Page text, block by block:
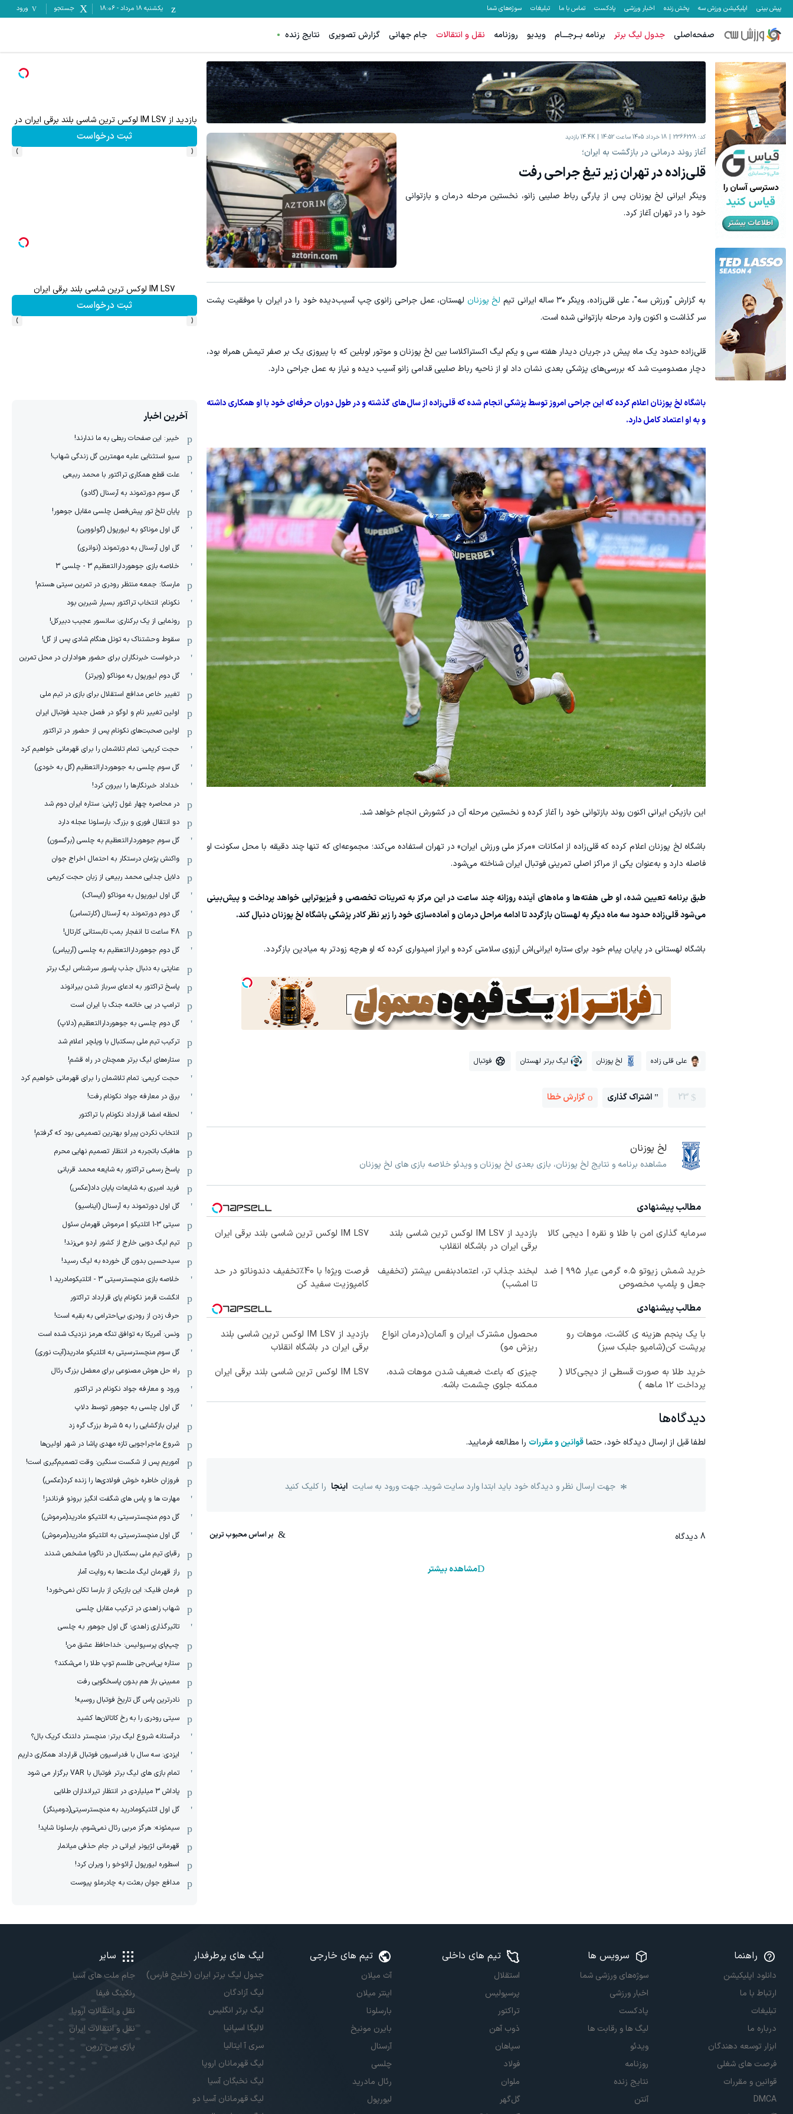
پیش بینی اپلیکیشن ورزش سه پخش زنده اخبار ورزشی پادکست تماس با ما تبلیغات سوژه‌های شما یکشنبه ۱۸ مرداد -
18:06 جستجو ورود
صفحه‌اصلی جدول لیگ برتر برنامه بــرجـــام ویدیو روزنامه نقل و انتقالات جام جهانی گزارش تصویری نتایج زنده
کد: 2366228 18 خرداد 1405 ساعت 14:52 14.4K بازدید
آغاز روند درمانی در بازگشت به ایران؛
قلی‌زاده در تهران زیر تیغ جراحی رفت
وینگر ایرانی لخ پوزنان پس از پارگی رباط صلیبی زانو، نخستین مرحله درمان و بازتوانی
خود را در تهران آغاز کرد.
به گزارش "ورزش سه"، علی قلی‌زاده، وینگر ۳۰ ساله ایرانی تیم لخ پوزنان لهستان، عمل جراحی زانوی چپ آسیب‌دیده خود را در ایران با موفقیت پشت
سر گذاشت و اکنون وارد مرحله بازتوانی شده است.
قلی‌زاده حدود یک ماه پیش در جریان دیدار هفته سی و یکم لیگ اکستراکلاسا بین لخ پوزنان و موتور لوبلین که با پیروزی یک بر صفر تیمش همراه بود،
دچار مصدومیت شد که بررسی‌های پزشکی بعدی نشان داد او از ناحیه رباط صلیبی قدامی زانو آسیب دیده و نیاز به عمل جراحی دارد.
باشگاه لخ پوزنان اعلام کرده که این جراحی امروز توسط پزشکی انجام شده که قلی‌زاده از سال‌های گذشته و در طول دوران حرفه‌ای خود با او همکاری داشته
و به او اعتماد کامل دارد.
این بازیکن ایرانی اکنون روند بازتوانی خود را آغاز کرده و نخستین مرحله آن در کشورش انجام خواهد شد.
باشگاه لخ پوزنان اعلام کرده که قلی‌زاده از امکانات «مرکز ملی ورزش ایران» در تهران استفاده می‌کند؛ مجموعه‌ای که تنها چند دقیقه با محل سکونت او
فاصله دارد و به‌عنوان یکی از مراکز اصلی تمرینی فوتبال ایران شناخته می‌شود.
طبق برنامه تعیین شده، او طی هفته‌ها و ماه‌های آینده روزانه چند ساعت در این مرکز به تمرینات تخصصی و فیزیوتراپی خواهد پرداخت و پیش‌بینی
می‌شود قلی‌زاده حدود سه ماه دیگر به لهستان بازگردد تا ادامه مراحل درمان و آماده‌سازی خود را زیر نظر کادر پزشکی باشگاه لخ پوزنان دنبال کند.
باشگاه لهستانی در پایان پیام خود برای ستاره ایرانی‌اش آرزوی سلامتی کرده و ابراز امیدواری کرده که او هرچه زودتر به میادین بازگردد.
علی قلی زاده لخ پوزنان لیگ برتر لهستان فوتبال
23 اشتراک گذاری گزارش خطا
لخ پوزنان
مشاهده برنامه و نتایج لخ پوزنان، بازی بعدی لخ پوزنان و ویدئو خلاصه بازی های لخ پوزنان
مطالب پیشنهادی
سرمایه گذاری امن با طلا و نقره | دیجی کالا
بازدید از IM LS7 لوکس ترین شاسی بلند
برقی ایران در باشگاه انقلاب
IM LS7 لوکس ترین شاسی بلند برقی ایران
خرید شمش زیوتو ۰.۵ گرمی عیار ۹۹۵ | ضد
جعل و پلمپ مخصوص
لبخند جذاب تر، اعتمادبنفس بیشتر (تخفیف
تا امشب)
فرصت ویژه! با 40٪تخفیف دندوناتو در حد
کامپوزیت سفید کن
مطالب پیشنهادی
با یک پنجم هزینه ی کاشت، موهات رو
پرپشت کن(شامپو جلبک سبز)
محصول مشترک ایران و آلمان(درمان انواع
ریزش مو)
بازدید از IM LS7 لوکس ترین شاسی بلند
برقی ایران در باشگاه انقلاب
خرید طلا به صورت قسطی از دیجی‌کالا (
پرداخت 12 ماهه )
چیزی که باعث ضعیف شدن موهات شده،
ممکنه جلوی چشمت باشه.
IM LS7 لوکس ترین شاسی بلند برقی ایران
دیدگاه‌ها
لطفا قبل از ارسال دیدگاه خود، حتماقوانین و مقررات را مطالعه فرمایید.
جهت ارسال نظر و دیدگاه خود باید ابتدا وارد سایت شوید. جهت ورود به سایت اینجا را کلیک کنید
8 دیدگاه
مشاهده بیشتر
جای بخیه داری؟؟ فقط در 3 هفته ترمیمش کن!😍
کلیک کن!
IM LS7 لوکس ترین شاسی بلند برقی ایران جای این پک تقویت موی جلبک توی حمومت خالیه!45%تخفیف
خرید محصول
بازدید از IM LS7 لوکس ترین شاسی بلند برقی ایران در باشگاه انقلاب
ثبت درخواست
‹
›
درخواست اعتبار ثبت درخواست کلیک کن!
IM LS7 لوکس ترین شاسی بلند برقی ایران
ثبت درخواست
‹
›
آخرین اخبار
خیبر: این صفحات ربطی به ما ندارند!
سیو استثنایی علیه مهمترین گل زندگی شهاب!
علت قطع همکاری تراکتور با محمد ربیعی
گل سوم دورتموند به آرسنال (گادو)
پایان تلخ تور پیش‌فصل چلسی مقابل جوهور!
گل اول موناکو به لیورپول (گولووین)
گل اول آرسنال به دورتموند (نوانری)
خلاصه بازی جوهوردارالتعظیم 3 - چلسی 3
مارسکا: جمعه منتظر رودری در تمرین سیتی هستم!
نکونام: انتخاب تراکتور بسیار شیرین بود
رونمایی از یک برکناری: سانسور عجیب دبیرکل!
سقوط وحشتناک به تونل هنگام شادی پس از گل!
درخواست خبرنگاران برای حضور هواداران در محل تمرین
گل دوم لیورپول به موناکو (ویرتز)
تغییر خاص مدافع استقلال برای بازی در تیم ملی
اولین تغییر نام و لوگو در فصل جدید فوتبال ایران
اولین صحبت‌های نکونام پس از حضور در تراکتور
حجت کریمی: تمام تلاشمان را برای قهرمانی خواهیم کرد
گل سوم چلسی به جوهوردارالتعظیم (گل به خودی)
خداداد خبرنگارها را بیرون کرد!
در محاصره چهار غول ژاپنی: ستاره ایران دوم شد
دو انتقال فوری و بزرگ: بارسلونا عجله دارد
گل سوم جوهوردارالتعظیم به چلسی (برگسون)
واکنش پژمان درستکار به احتمال اخراج جوان
دلایل جدایی محمد ربیعی از زبان حجت کریمی
گل اول لیورپول به موناکو (ایساک)
گل دوم دورتموند به آرسنال (کارتساس)
48 ساعت تا انفجار بمب تابستانی کارتال!
گل دوم جوهوردارالتعظیم به چلسی (آریباس)
عنایتی به دنبال جذب پاسور سرشناس لیگ برتر
پاسخ تراکتور به ادعای سرباز شدن بیرانوند
ترامپ در پی خاتمه جنگ با ایران است
گل دوم چلسی به جوهوردارالتعظیم (دلاپ)
ترکیب تیم ملی بسکتبال با ویلچر اعلام شد
ستاره‌های لیگ برتر همچنان در راه قشم!
حجت کریمی: تمام تلاشمان را برای قهرمانی خواهیم کرد
برق در معارفه جواد نکونام رفت!
لحظه امضا قرارداد نکونام با تراکتور
انتخاب نکردن پیرلو بهترین تصمیمی بود که گرفتم!
هافبک باتجربه در انتظار تصمیم نهایی محرم
پاسخ رسمی تراکتور به شایعه محمد قربانی
فرید امیری به شایعات پایان داد(عکس)
گل اول دورتموند به آرسنال (ایناسیو)
سیتی 3-1 اتلتیکو | مرموش قهرمان سئول
تیم لیگ دویی خارج از کشور اردو می‌زند!
سیدحسین بدون گل خورده به لیگ رسید!
خلاصه بازی منچسترسیتی 3 - اتلتیکومادرید 1
انگشت قرمز نکونام پای قرارداد تراکتور
حرف زدن از رودری بی‌احترامی به بقیه است!
ونس: آمریکا به توافق تنگه هرمز نزدیک شده است
گل سوم منچسترسیتی به اتلتیکو مادرید(آیت نوری)
راه حل هوش مصنوعی برای معضل بزرگ رئال
ورود و معارفه جواد نکونام در تراکتور
گل اول چلسی به جوهور توسط دلاپ
ایران بازگشایی را به ۵ شرط بزرگ گره زد
شروع ماجراجویی تازه مهدی پاشا در شهر اولین‌ها
آموریم پس از شکست سنگین: وقت تصمیم‌گیری است!
فروزان خاطره خوش فولادی‌ها را زنده کرد(عکس)
مهارت ها و پاس های شگفت انگیز برونو فرناندز!
گل دوم منچسترسیتی به اتلتیکو مادرید(مرموش)
گل اول منچسترسیتی به اتلتیکو مادرید(مرموش)
رقبای تیم ملی بسکتبال در ناگویا مشخص‌ شدند
راز قهرمان لیگ ملت‌ها به روایت آمار
فرمان فلیک: این بازیکن از بارسا تکان نمی‌خورد!
شهاب زاهدی در ترکیب مقابل چلسی
تاثیرگذاری زاهدی؛ گل اول جوهور به چلسی
چپ‌پای پرسپولیس: خداحافظ عشق من!
ستاره پی‌اس‌جی طلسم توپ طلا را می‌شکند؟
ممبینی باز هم بدون پاسخگویی رفت
نادر‌ترین پاس گل تاریخ فوتبال روسیه!
سیتی رودری را به رخ کاتالان‌ها کشید
درآستانه شروع لیگ برتر؛ منچستر دلتنگ کریک بال؟
ایزدی: سه سال با فدراسیون فوتبال قرارداد همکاری داریم
تمام بازی های لیگ برتر فوتبال با VAR برگزار می شود
پاداش 3 میلیاردی در انتظار تیراندازان طلایی
گل اول اتلتیکومادرید به منچسترسیتی(دومینگز)
سیمئونه: هرگز مربی رئال نمی‌شوم، بارسلونا شاید!
قهرمانی لژیونر ایرانی در جام حذفی میانمار
اسطوره لیورپول آرائوخو را ویران کرد!
مدافع جوان بعثت به چادرملو پیوست
راهنما
دانلود اپلیکیشن
ارتباط با ما
تبلیغات
درباره ما
ابزار توسعه دهندگان
فرصت های شغلی
قوانین و مقررات
DMCA
سرویس ها
سوژه‌های ورزشی شما
اخبار ورزشی
پادکست
لیگ ها و رقابت ها
ویدئو
روزنامه
نتایج زنده
آنتن
تیم های داخلی
استقلال
پرسپولیس
تراکتور
ذوب آهن
سپاهان
فولاد
ملوان
گل‌گهر
تیم های خارجی
آث میلان
اینتر میلان
بارسلونا
بایرن مونیخ
آرسنال
چلسی
رئال مادرید
لیورپول
لیگ های پرطرفدار
جدول لیگ برتر ایران (خلیج فارس)
لیگ آزادگان
لیگ برتر انگلیس
لالیگا اسپانیا
سری آ ایتالیا
لیگ قهرمانان اروپا
لیگ نخبگان آسیا
لیگ قهرمانان آسیا دو
سایر
جام ملت های آسیا
رنکینگ فیفا
نقل و انتقالات اروپا
نقل و انتقالات ایران
پاری سن ژرمن